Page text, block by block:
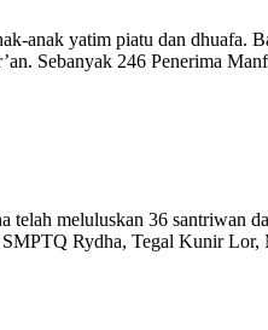
anak yatim piatu dan dhuafa.
Sebanyak 246 Penerima
telah meluluskan 36 santriwan
Rydha, Tegal Kunir Lor,